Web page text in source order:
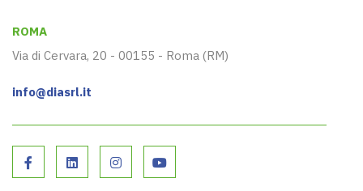
ROMA
Via di Cervara, 20 - 00155 - Roma (RM)
info@diasrl.it